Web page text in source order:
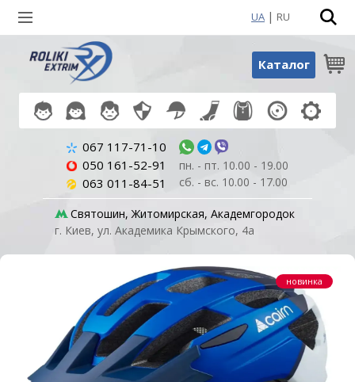
UA | RU
Каталог
067 117-71-10
050 161-52-91
063 011-84-51
пн. - пт. 10.00 - 19.00
сб. - вс. 10.00 - 17.00
Святошин, Житомирская, Академгородок
г. Киев, ул. Академика Крымского, 4а
новинка